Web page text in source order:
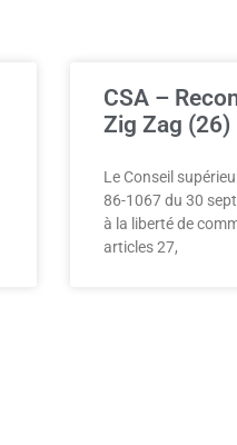
CSA –
Zig Zag (26)
Le Conseil
86-1067 du 30
à la liberté de
articles 27,